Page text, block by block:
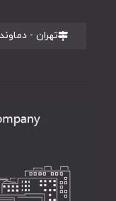
تهران -